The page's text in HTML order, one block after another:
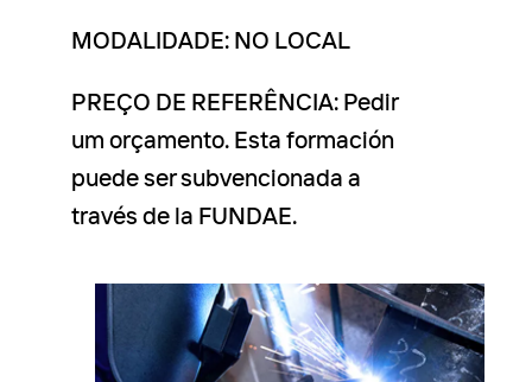
MODALIDADE: NO LOCAL
PREÇO DE REFERÊNCIA: Pedir
um orçamento. Esta formación
puede ser subvencionada a
través de la FUNDAE.